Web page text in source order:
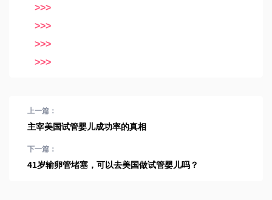
>>>
>>>
>>>
>>>
上一篇：
主宰美国试管婴儿成功率的真相
下一篇：
41岁输卵管堵塞，可以去美国做试管婴儿吗？